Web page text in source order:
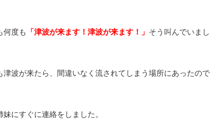
何度も 「津波が来ます！津波が来ます！」 そう叫んでいまし
波が来たら、間違いなく流されてしまう場所にあったので
にすぐに連絡をしました。